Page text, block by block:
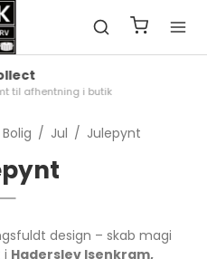
til afhentning i butik
Bolig / Jul / Julepynt
design – skab magi
i Haderslev Isenkram,